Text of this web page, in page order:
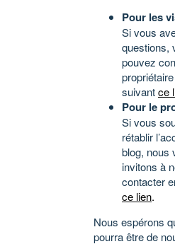
Pour les
Si vous
questions,
pouvez
suivantce
Pour le
Si vous
rétablir
blog, nous
invitons à
contacter
ce lien.
Nous espérons
pourra être de